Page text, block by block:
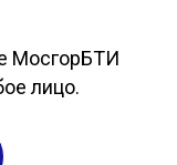
МосгорБТИ
лицо.